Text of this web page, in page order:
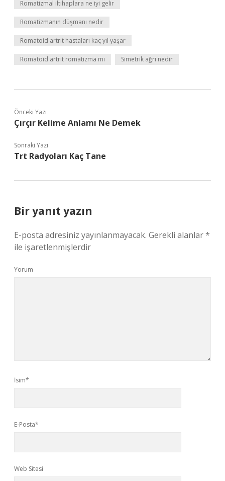
Romatizmal iltihaplara ne iyi gelir
Romatizmanın düşmanı nedir
Romatoid artrit hastaları kaç yıl yaşar
Romatoid artrit romatizma mı Simetrik ağrı nedir
Önceki Yazı
Çırçır Kelime Anlamı Ne Demek
Sonraki Yazı
Trt Radyoları Kaç Tane
Bir yanıt yazın
E-posta adresiniz yayınlanmayacak. Gerekli alanlar*
ile işaretlenmişlerdir
Yorum
İsim*
E-Posta*
Web Sitesi